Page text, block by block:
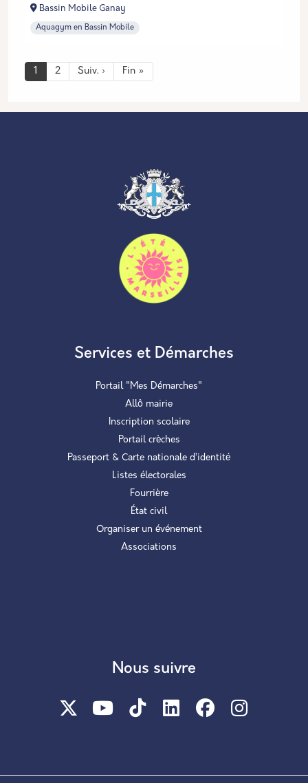
Bassin Mobile Ganay
Aquagym en Bassin Mobile
Pagination
1 2 Suiv. › Page suivante
Fin »
Services et Démarches
Portail "Mes Démarches"
Allô mairie
Inscription scolaire
Portail crèches
Passeport & Carte nationale d’identité
Listes électorales
Fourrière
État civil
Organiser un événement
Associations
Nous suivre